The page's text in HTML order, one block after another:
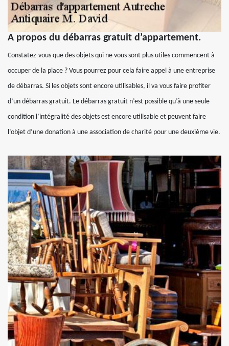
A propos du débarras gratuit d’appartement.
Constatez-vous que des objets qui ne vous sont plus utiles commencent à
occuper de la place ? Vous pourrez pour cela faire appel à une entreprise
de débarras. Si les objets sont encore utilisables, il va vous faire profiter
d’un débarras gratuit. Le débarras gratuit n’est possible qu’à une seule
condition l’intégralité des objets est encore utilisable et peuvent faire
l’objet d’une donation à une association de charité pour une deuxième vie.